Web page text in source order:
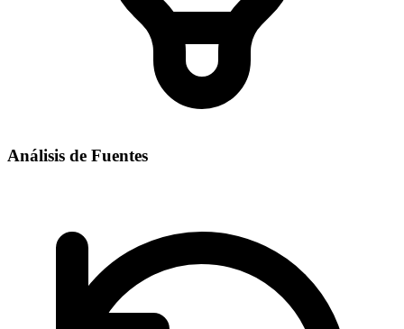
Análisis de Fuentes